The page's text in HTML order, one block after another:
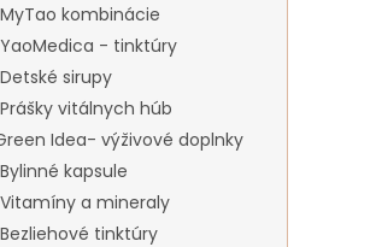
MyTao kombinácie
YaoMedica - tinktúry
Detské sirupy
Prášky vitálnych húb
Idea- výživové doplnky
Bylinné kapsule
Vitamíny a mineraly
Bezliehové tinktúry